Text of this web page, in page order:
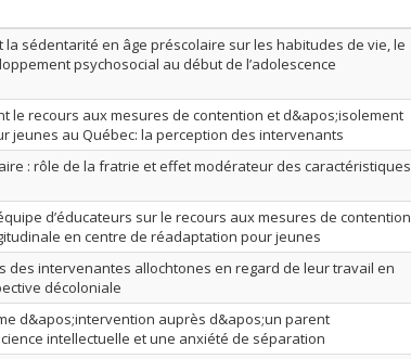
croissant
la sédentarité en âge préscolaire sur les habitudes de vie, le
psychosocial au début de l’adolescence
le recours aux mesures de contention et d&apos;isolement
jeunes au Québec: la perception des intervenants
: rôle de la fratrie et effet modérateur des caractéristiques
d’éducateurs sur le recours aux mesures de contention
en centre de réadaptation pour jeunes
des intervenantes allochtones en regard de leur travail en
décoloniale
d&apos;intervention auprès d&apos;un parent
intellectuelle et une anxiété de séparation